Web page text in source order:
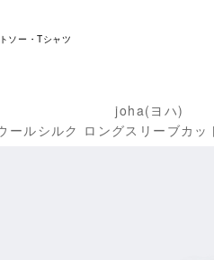
ソー・Tシャツ
joha(ヨハ)
ールシルク ロングスリーブカ